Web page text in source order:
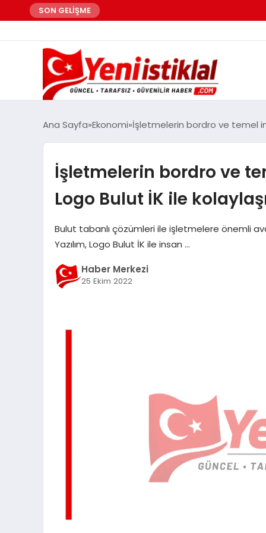
SON GELİŞME
Ana Sayfa Ekonomi İşletmelerin bordro ve temel
İşletmelerin bordro ve
Logo Bulut İK ile
Bulut tabanlı çözümleri ile işletmelere önemli
Yazılım, Logo Bulut İK ile insan …
Haber Merkezi
25 Ekim 2022